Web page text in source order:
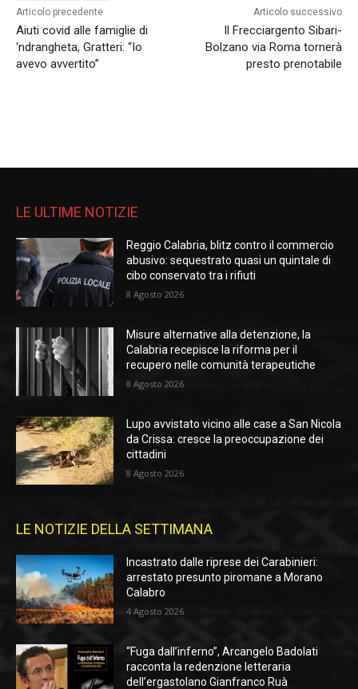
Articolo precedente
Aiuti covid alle famiglie di
‘ndrangheta, Gratteri: “Io
avevo avvertito”
Articolo successivo
Il Frecciargento Sibari-
Bolzano via Roma tornerà
presto prenotabile
LE ULTIME NOTIZIE
Reggio Calabria, blitz contro il commercio
abusivo: sequestrato quasi un quintale di
cibo conservato tra i rifiuti
8 Agosto 2026
Misure alternative alla detenzione, la
Calabria recepisce la riforma per il
recupero nelle comunità terapeutiche
8 Agosto 2026
Lupo avvistato vicino alle case a San Nicola
da Crissa: cresce la preoccupazione dei
cittadini
8 Agosto 2026
LE NOTIZIE DELLA SETTIMANA
Incastrato dalle riprese dei Carabinieri:
arrestato presunto piromane a Morano
Calabro
4 Agosto 2026
“Fuga dall’inferno”, Arcangelo Badolati
racconta la redenzione letteraria
dell’ergastolano Gianfranco Ruà